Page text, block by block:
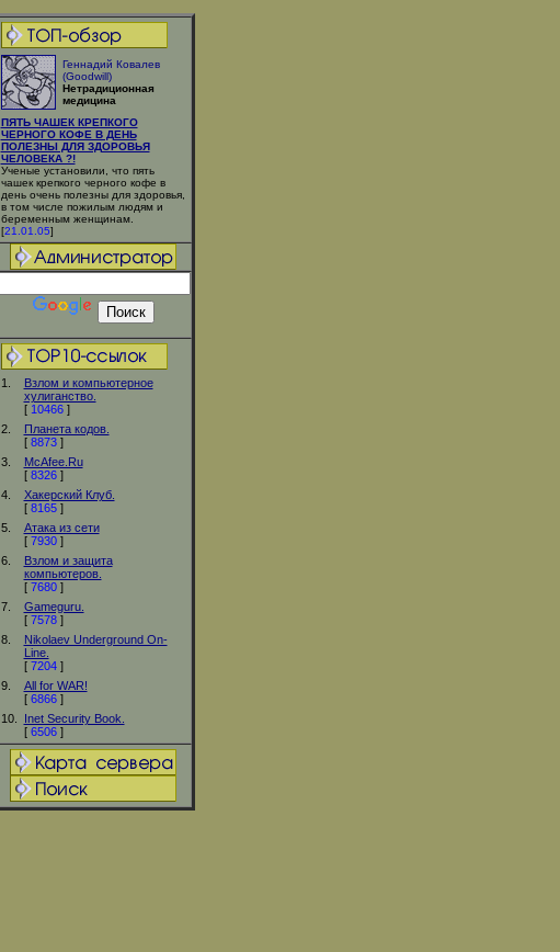
Геннадий Ковалев
(Goodwill)
Нетрадиционная
медицина
ПЯТЬ ЧАШЕК КРЕПКОГО
ЧЕРНОГО КОФЕ В ДЕНЬ
ПОЛЕЗНЫ ДЛЯ ЗДОРОВЬЯ
ЧЕЛОВЕКА ?!
Ученые установили, что пять
чашек крепкого черного кофе в
день очень полезны для здоровья,
в том числе пожилым людям и
беременным женщинам.
[21.01.05]
1.
Взлом и компьютерное
хулиганство.
[ 10466]
2.
Планета кодов.
[ 8873]
3.
McAfee.Ru
[ 8326]
4.
Хакерский Клуб.
[ 8165]
5.
Атака из сети
[ 7930]
6.
Взлом и защита
компьютеров.
[ 7680]
7.
Gameguru.
[ 7578]
8.
Nikolaev Underground On-
Line.
[ 7204]
9.
All for WAR!
[ 6866]
10.
Inet Security Book.
[ 6506]